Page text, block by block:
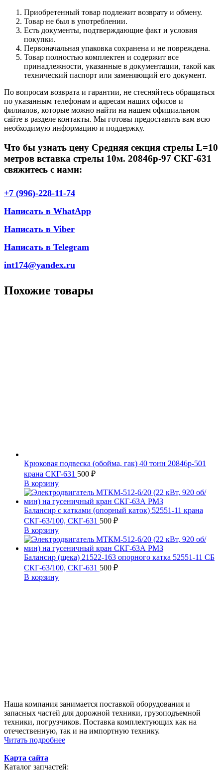
Приобретенный товар подлежит возврату и обмену.
Товар не был в употреблении.
Есть документы, подтверждающие факт и условия
покупки.
Первоначальная упаковка сохранена и не повреждена.
Товар полностью комплектен и содержит все
принадлежности, указанные в документации, такой как
технический паспорт или заменяющий его документ.
По вопросам возврата и гарантии, не стесняйтесь обращаться
по указанным телефонам и адресам наших офисов и
филиалов, которые можно найти на нашем официальном
сайте в разделе контакты. Мы готовы предоставить вам всю
необходимую информацию и поддержку.
Что бы узнать цену Средняя секция стрелы L=10
метров вставка стрелы 10м. 20846р-97 СКГ-631
свяжитесь с нами:
+7 (996)-228-11-74
Написать в WhatApp
Написать в Viber
Написать в Telegram
int174@yandex.ru
Похожие товары
Крюковая подвеска (обойма, гак) 40 тонн 20846р-501
крана СКГ-631 500 ₽
В корзину
Балансир с катками (опорный каток) 52551-11 крана
СКГ-63/100, СКГ-631 500 ₽
В корзину
Балансир (щека) 21522-163 опорного катка 52551-11 СБ
СКГ-63/100, СКГ-631 500 ₽
В корзину
Наша компания занимается поставкой оборудования и
запасных частей для дорожной техники, грузоподъемной
техники, погрузчиков. Поставка комплектующих как на
отечественную, так и на импортную технику.
Читать подробнее
Карта сайта
Каталог запчастей: